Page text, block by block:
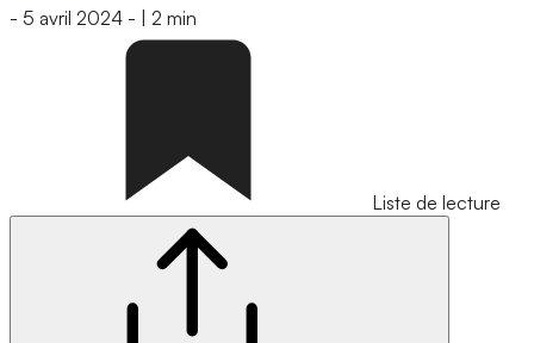
- 5 avril 2024 - 2 min
Liste de lecture